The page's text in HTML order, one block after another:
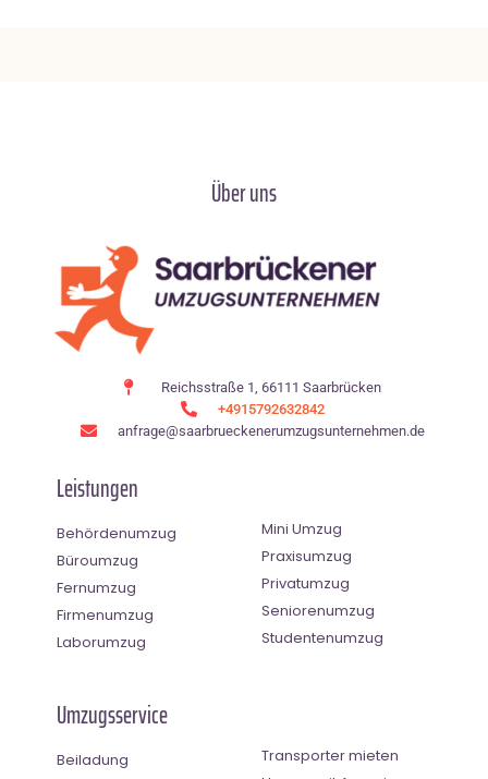
Über uns
Reichsstraße 1, 66111 Saarbrücken
+4915792632842
anfrage@saarbrueckenerumzugsunternehmen.de
Leistungen
Behördenumzug
Büroumzug
Fernumzug
Firmenumzug
Laborumzug
Mini Umzug
Praxisumzug
Privatumzug
Seniorenumzug
Studentenumzug
Umzugsservice
Beiladung
Transporter mieten